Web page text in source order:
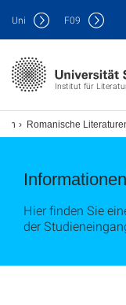
Institut für
Uni F09
Romanische
Hier finden Sie
der